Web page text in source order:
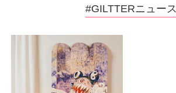
#GILTTERニュース